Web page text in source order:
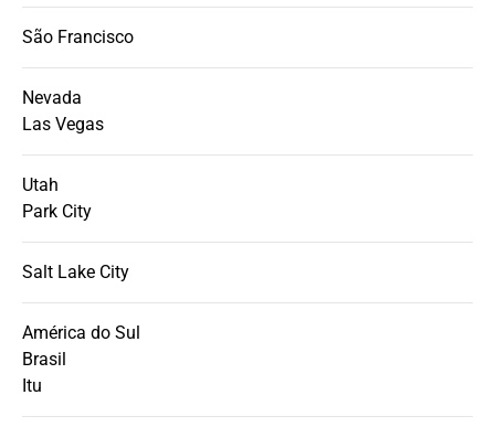
São Francisco
Nevada
Las Vegas
Utah
Park City
Salt Lake City
América do Sul
Brasil
Itu